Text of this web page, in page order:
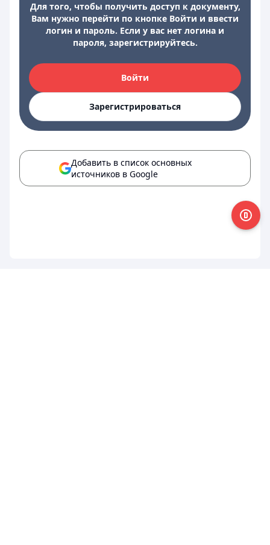
Для того, чтобы получить доступ к документу,
Вам нужно перейти по кнопке Войти и ввести
логин и пароль. Если у вас нет логина и
пароля, зарегистрируйтесь.
Войти
Зарегистрироваться
Добавить в список основных
источников в Google